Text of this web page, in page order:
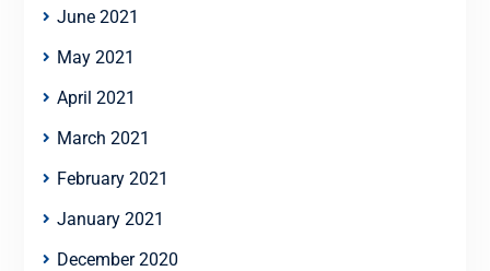
June 2021
May 2021
April 2021
March 2021
February 2021
January 2021
December 2020